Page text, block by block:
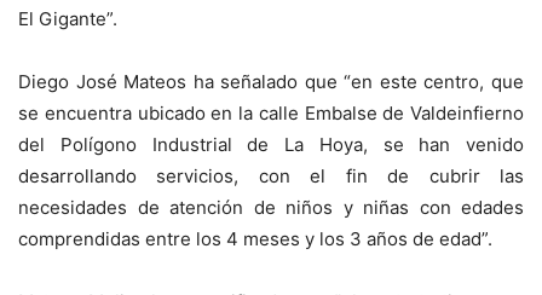
El Gigante”.
Diego José Mateos ha señalado que “en este centro, que
se encuentra ubicado en la calle Embalse de Valdeinfierno
del Polígono Industrial de La Hoya, se han venido
desarrollando servicios, con el fin de cubrir las
necesidades de atención de niños y niñas con edades
comprendidas entre los 4 meses y los 3 años de edad”.